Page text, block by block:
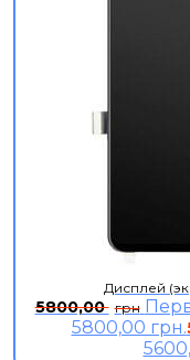
Дисплей
5800,00 грн
5800,00 грн.